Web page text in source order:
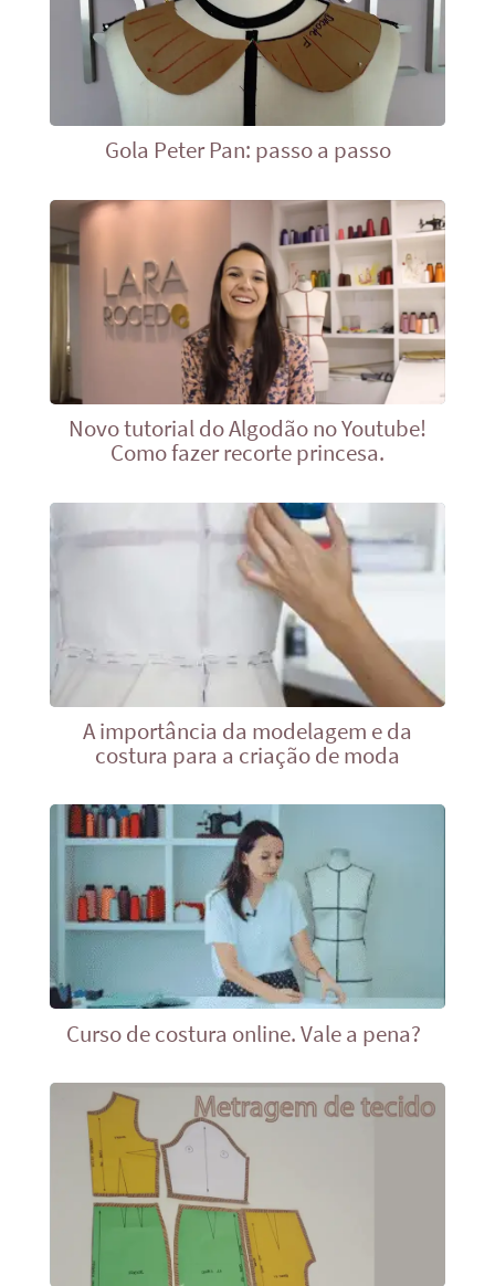
Gola Peter Pan: passo a passo
Novo tutorial do Algodão no Youtube!
Como fazer recorte princesa.
A importância da modelagem e da
costura para a criação de moda
Curso de costura online. Vale a pena?